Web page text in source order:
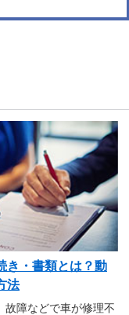
き・書類とは？動
法
故障などで車が修理不